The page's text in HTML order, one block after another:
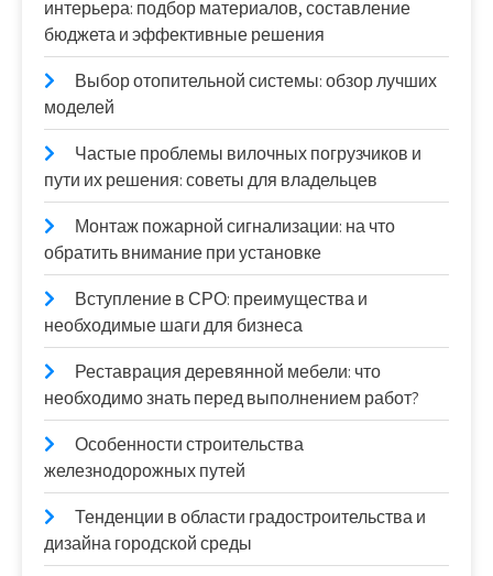
интерьера: подбор материалов, составление
бюджета и эффективные решения
Выбор отопительной системы: обзор лучших
моделей
Частые проблемы вилочных погрузчиков и
пути их решения: советы для владельцев
Монтаж пожарной сигнализации: на что
обратить внимание при установке
Вступление в СРО: преимущества и
необходимые шаги для бизнеса
Реставрация деревянной мебели: что
необходимо знать перед выполнением работ?
Особенности строительства
железнодорожных путей
Тенденции в области градостроительства и
дизайна городской среды